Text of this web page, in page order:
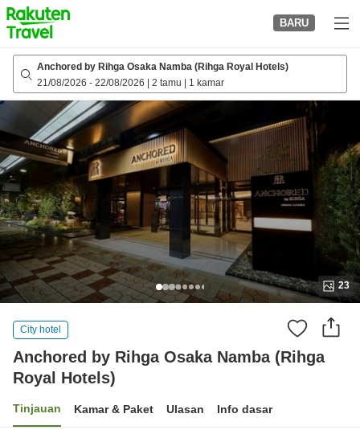
to
top
page
BARU
Anchored by Rihga Osaka Namba (Rihga Royal Hotels)
21/08/2026 - 22/08/2026 2 tamu 1 kamar
23
City hotel
Anchored by Rihga Osaka Namba (Rihga
Royal Hotels)
Tinjauan Kamar & Paket Ulasan Info dasar